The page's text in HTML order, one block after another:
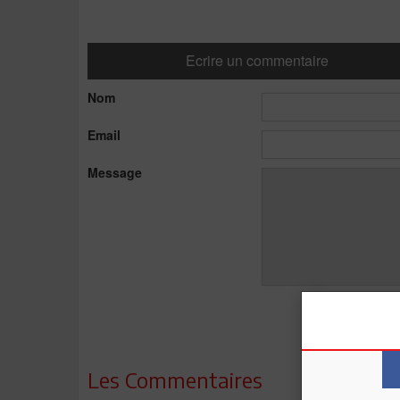
Ecrire un commentaire
Nom
Email
Message
Les Commentaires